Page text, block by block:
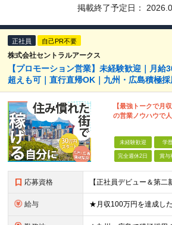
掲載終了予定日：
正社員 自己PR不要
株式会社セントラルアークス
【プロモーション営業】未経験歓迎｜月給
超えも可｜直行直帰OK｜九州・広島積極採
【最強トークで月
の営業ノウハウで
未経験歓迎 学
完全週休2日 賞与
応募資格
給与